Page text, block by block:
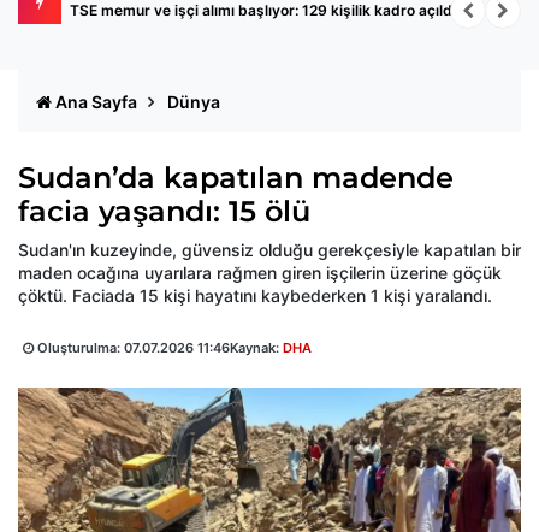
TSE memur ve işçi alımı başlıyor: 129 kişilik kadro açıldı
Ana Sayfa Dünya
Sudan’da kapatılan madende
facia yaşandı: 15 ölü
Sudan'ın kuzeyinde, güvensiz olduğu gerekçesiyle kapatılan bir
maden ocağına uyarılara rağmen giren işçilerin üzerine göçük
çöktü. Faciada 15 kişi hayatını kaybederken 1 kişi yaralandı.
Oluşturulma: 07.07.2026 11:46Kaynak: DHA